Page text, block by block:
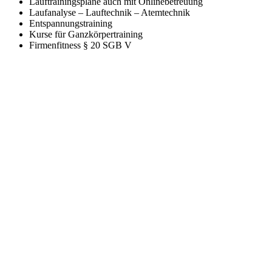
Laufanalyse – Lauftechnik – Atemtechnik
Entspannungstraining
Kurse für Ganzkörpertraining
Firmenfitness § 20 SGB V